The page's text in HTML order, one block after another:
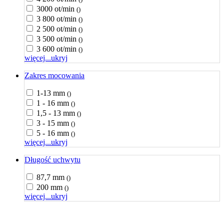
3000 ot/min ()
3 800 ot/min ()
2 500 ot/min ()
3 500 ot/min ()
3 600 ot/min ()
więcej...ukryj
Zakres mocowania
1-13 mm ()
1 - 16 mm ()
1,5 - 13 mm ()
3 - 15 mm ()
5 - 16 mm ()
więcej...ukryj
Długość uchwytu
87,7 mm ()
200 mm ()
więcej...ukryj